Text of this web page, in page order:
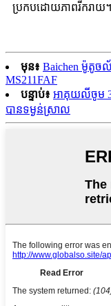
ប្រកបដោយភាពរីករាយ។
មុន៖ Baichen ម៉ូតូច
MS211FAF
បន្ទាប់៖ អាគុយលីចូម
បានទម្ងន់ស្រាល